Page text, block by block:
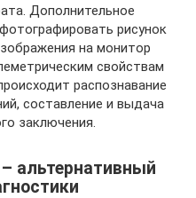
Дополнительное
рисунок
на монитор
свойствам
распознавание
составление и выдача
заключения.
альтернативный